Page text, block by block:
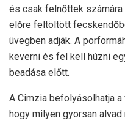
és csak felnőttek
előre feltöltött
üvegben adják. A
keverni és fel kell húzni
beadása előtt.
A Cimzia befolyásolhatja
hogy milyen gyorsan